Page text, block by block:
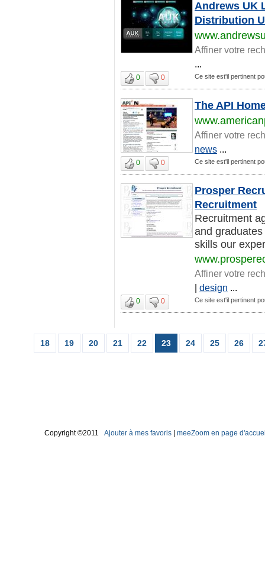
Andrews UK
Distribution
Affiner votre
...
0 0 Ce site est'il pertinent
The API
Affiner votre
news ...
0 0 Ce site est'il pertinent
Prosper
Recruitment
Recruitment
and
skills our
Affiner votre
| design ...
0 0 Ce site est'il pertinent
26
25
24
23
22
21
20
19
18
Copyright ©2011 Ajouter à mes favoris meeZoom en page